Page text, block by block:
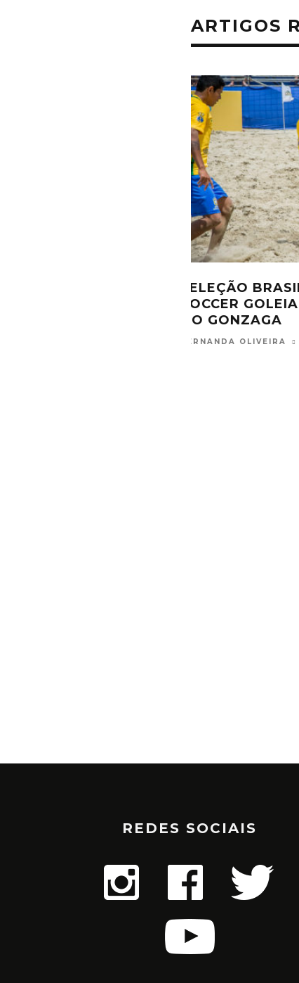
ARTIGOS
SELEÇÃO
SOCCER
DO GONZAGA
FERNANDA OLIVEIRA
REDES SOCIAIS